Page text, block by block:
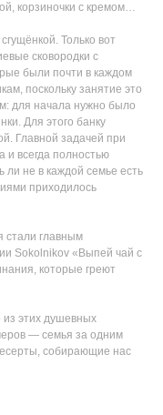
корзиночки с кремом…
Только вот
сковородки с
были почти в каждом
поскольку занятие это
для начала нужно было
Для этого банку
Главной задачей при
и всегда полностью
ли не в каждой семье есть
приходилось
стали главным
Sokolnikov «Выпей чай с
которые греют
этих душевных
— семья за одним
собирающие нас